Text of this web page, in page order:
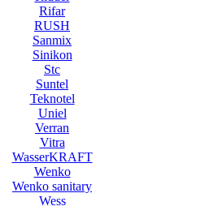
Rifar
RUSH
Sanmix
Sinikon
Stc
Suntel
Teknotel
Uniel
Verran
Vitra
WasserKRAFT
Wenko
Wenko sanitary
Wess